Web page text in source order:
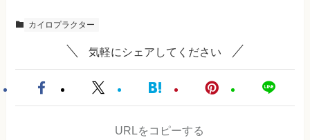
カイロプラクター
気軽にシェアしてください
URLをコピーする